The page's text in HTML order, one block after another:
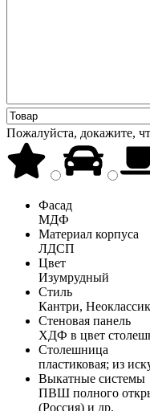
Пожалуйста, докажите,
Фасад
МДФ
Материал корпуса
ЛДСП
Цвет
Изумрудный
Стиль
Кантри,
Стеновая панель
ХДФ в цвет
Столешница
пластиковая; из
Выкатные системы
ПВШ полного
(Россия) и др.